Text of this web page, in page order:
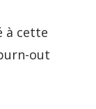
à cette
out